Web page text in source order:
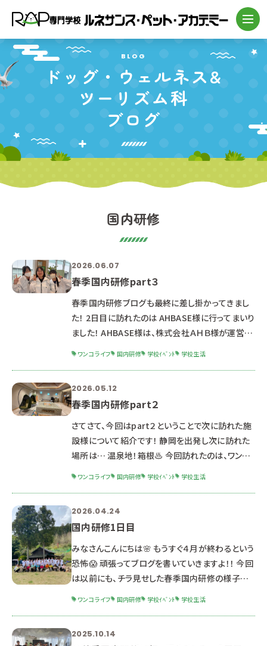
BLOG
ドッグ・ ウェルネス&
ツーリズム科
ブログ
国内研修
2026.06.07
春季国内研修part３
春季国内研修ブログも最終に差し掛かってきまし
た！ 2日目に訪れたのは AHBASE様に行ってまいり
ました！ AHBASE様は、株式会社ＡＨＢ様が運営す
ういった複合施設は浜松にはまだまだありません。
複合施設の良さは？どんな工夫がある？を学びま
す。 これは、ドッグカフェのメニューです。 カロリー
の表示があったり、どんな食材を使って、それが身
体作りにどのよ
ワンコライフ 国内研修 学校ｲﾍﾞﾝﾄ 学校生活
2026.05.12
春季国内研修part２
さてさて、今回はpart２ということで次に訪れた施
設様について紹介です！ 静岡を出発し次に訪れた
場所は… 温泉地！箱根♨️ 今回訪れたのは、ワン
ちゃんと一緒に泊まれるホテルでのおもてなしにつ
いて今回は紹介していきます！ レジーナリゾート
箱根仙石原様ではまず、ドッグランがすごい！ 室内
だけでなく、室外にもドッグランが！！中にはドッグラ
ンが併
ワンコライフ 国内研修 学校ｲﾍﾞﾝﾄ 学校生活
2026.04.24
国内研修1日目
みなさんこんにちは🌸 もうすぐ４月が終わるという
恐怖😱 頑張ってブログを書いていきますよ！！ 今回
は以前にも、チラ見せした春季国内研修の様子を
複合施設 この３つを学びに行きました！！ まずは１
ワンコライフ 国内研修 学校ｲﾍﾞﾝﾄ 学校生活
2025.10.14